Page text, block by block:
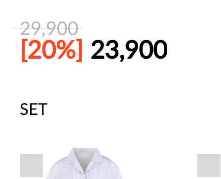
29,900
[20%] 23,900
주말특가 20%(8.7~8.9)/5만원 이
[썸머블프] 1만원 할인 쿠폰(8.1~31)
SET